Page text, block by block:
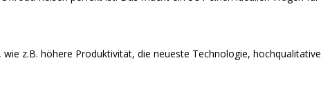
z.B. höhere Produktivität, die neueste Technologie, hochqualitative